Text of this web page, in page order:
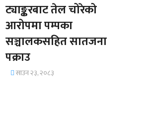
ट्याङ्करबाट तेल चोरेको
आरोपमा पम्पका
सञ्चालकसहित सातजना
पक्राउ
साउन २३, २०८३